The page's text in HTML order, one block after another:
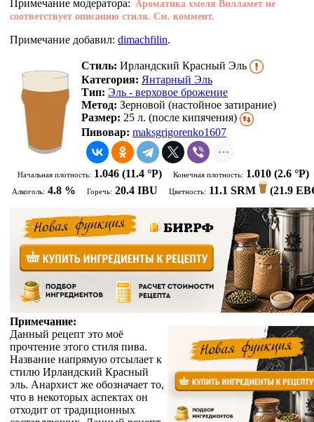
Примечание модератора: Ароматика хмеля Вилламет не
соответствует описанию стиля. См. коммент.
Примечание добавил: dimachfilin.
Стиль: Ирландский Красный Эль
Категория: Янтарный Эль
Тип: Эль - верховое брожение
Метод: Зерновой (настойное затирание)
Размер: 25 л. (после кипячения)
Пивовар: maksgrigorenko1607
Начальная плотность: 1.046 (11.4 °P) Конечная плотность: 1.010 (2.6 °P)
Алкоголь: 4.8 % Горечь: 20.4 IBU Цветность: 11.1 SRM (21.9
Примечание:
Данный рецепт это моё
прочтение этого стиля пива.
Название напрямую отсылает к
стилю Ирландский Красный
эль. Анархист же обозначает то,
что в некоторых аспектах он
отходит от традиционных